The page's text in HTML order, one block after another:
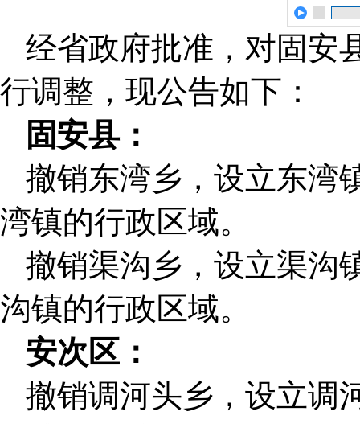
经省政府批准，对固安
行调整，现公告如下：
固安县：
撤销东湾乡，设立东湾
湾镇的行政区域。
撤销渠沟乡，设立渠沟
沟镇的行政区域。
安次区：
撤销调河头乡，设立调